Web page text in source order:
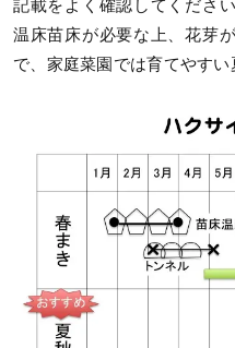
記載をよく確認してくださ
温床苗床が必要な上、花芽
で、家庭菜園では育てやすい